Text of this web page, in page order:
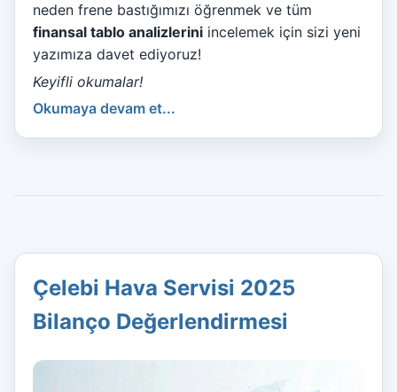
neden frene bastığımızı öğrenmek ve tüm
finansal tablo analizlerini incelemek için sizi yeni
yazımıza davet ediyoruz!
Keyifli okumalar!
Okumaya devam et...
Çelebi Hava Servisi 2025
Bilanço Değerlendirmesi